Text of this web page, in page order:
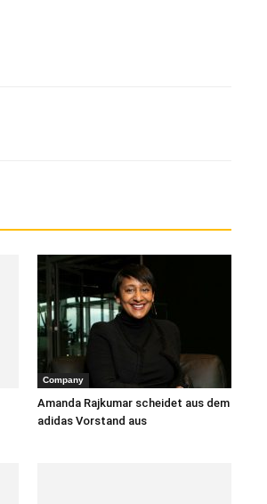
Company
Amanda Rajkumar scheidet aus dem
adidas Vorstand aus